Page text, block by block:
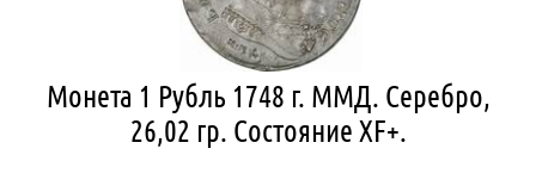
Монета 1 Рубль 1748 г. ММД. Серебро,
26,02 гр. Состояние ХF+.